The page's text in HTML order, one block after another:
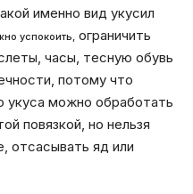
именно вид укусил
успокоить, ограничить
часы, тесную обувь
потому что
можно обработать
повязкой, но нельзя
отсасывать яд или